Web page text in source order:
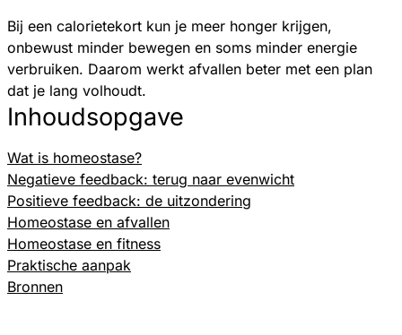
Bij een calorietekort kun je meer honger krijgen,
onbewust minder bewegen en soms minder energie
verbruiken. Daarom werkt afvallen beter met een plan
dat je lang volhoudt.
Inhoudsopgave
Wat is homeostase?
Negatieve feedback: terug naar evenwicht
Positieve feedback: de uitzondering
Homeostase en afvallen
Homeostase en fitness
Praktische aanpak
Bronnen